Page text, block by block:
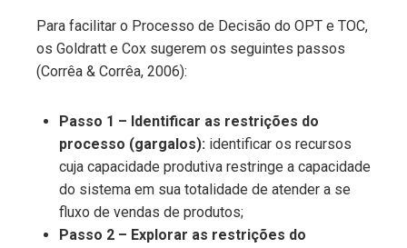
Para facilitar o Processo de Decisão do OPT e TOC,
os Goldratt e Cox sugerem os seguintes passos
(Corrêa & Corrêa, 2006):
Passo 1 – Identificar as restrições do
processo (gargalos): identificar os recursos
cuja capacidade produtiva restringe a capacidade
do sistema em sua totalidade de atender a se
fluxo de vendas de produtos;
Passo 2 – Explorar as restrições do